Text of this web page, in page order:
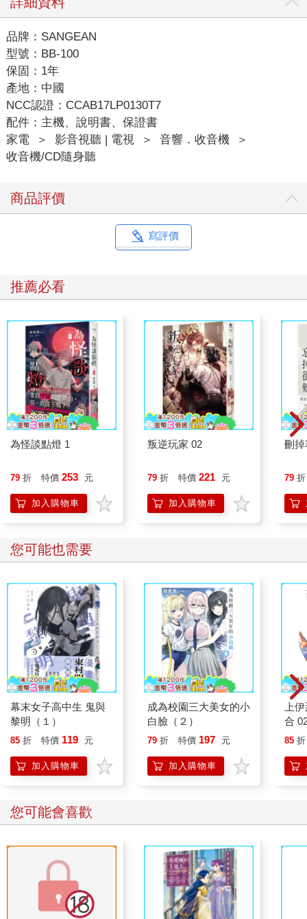
品牌：SANGEAN
型號：BB-100
保固：1年
產地：中國
NCC認證：CCAB17LP0130T7
配件：主機、說明書、保證書
家電
＞ 影音視聽 | 電視 ＞ 音響．收音機
＞
收音機/CD隨身聽
商品評價
寫評價
推薦必看
為怪談點燈 1
79 折 特價 253 元
加入購物車
叛逆玩家 02
79 折 特價 221 元
加入購物車
刪
79 折
您可能也需要
幕末女子高中生 鬼與
黎明（１）
85 折 特價 119 元
加入購物車
成為校園三大美女的小
白臉（２）
79 折 特價 197 元
加入購物車
上
合
85 折
您可能會喜歡